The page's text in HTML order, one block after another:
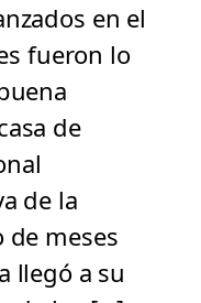
en el
fueron lo
de
de la
de meses
llegó a su